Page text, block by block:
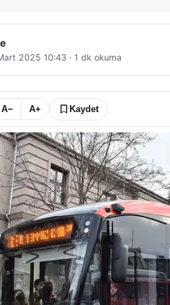
2025 10:43 · 1 dk okuma
A− A+ Kaydet